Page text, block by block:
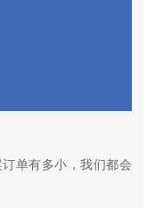
单有多小，我们都会